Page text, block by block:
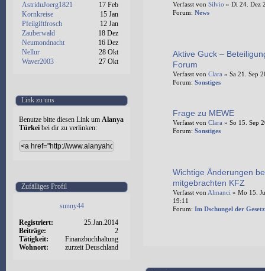
AstriduJoerg1821
17 Feb
Kornkreise
15 Jan
Pfeilgiftfrosch
12 Jan
Zauberwald
18 Dez
Neumondnacht
16 Dez
Nellur
28 Okt
Waver2003
27 Okt
Link zu uns
Benutze bitte diesen Link um Alanya
Türkei bei dir zu verlinken:
Zufälliges Profil
sunny44
Registriert:
25.Jan.2014
Beiträge:
2
Tätigkeit:
Finanzbuchhaltung
Wohnort:
zurzeit Deuschland
Verfasst von Silvio » Di 24. Dez
Forum: News
Aktive Guck –
Forum
Verfasst von Clara » Sa 21. Sep
Forum: Sonstiges
Frage zu MEWE
Verfasst von Clara » So 15. Sep
Forum: Sonstiges
Wichtige Änderungen
mitgebrachten KFZ
Verfasst von Almanci » Mo 15.
19:11
Forum: Im Dschungel der